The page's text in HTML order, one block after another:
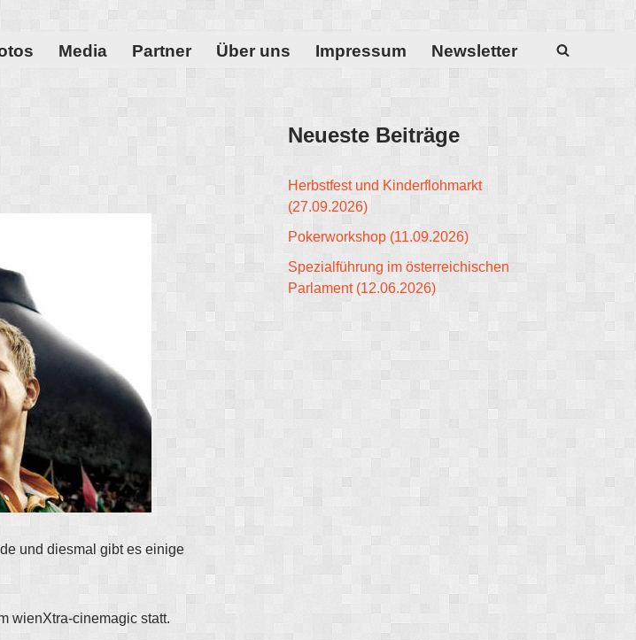
Media Partner Über uns Impressum Newsletter
und diesmal gibt es einige
wienXtra-cinemagic statt.
Neueste Beiträge
Herbstfest und Kinderflohmarkt
(27.09.2026)
Pokerworkshop (11.09.2026)
Spezialführung im österreichischen
Parlament (12.06.2026)